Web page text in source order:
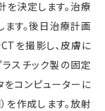
決定します。治療
す。後日治療計画
を撮影し、皮膚に
スチック製の固定
をコンピューターに
作成します。放射